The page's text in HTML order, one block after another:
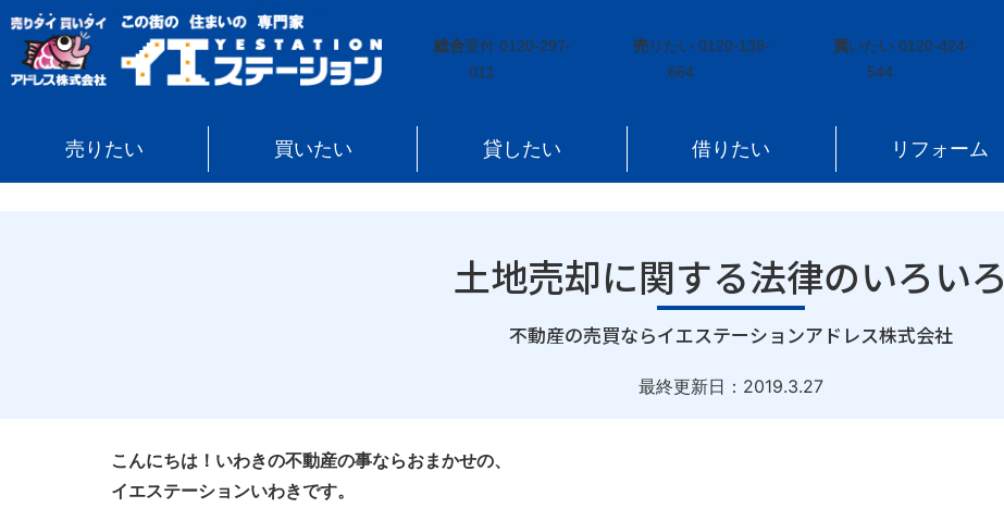
総合受付 0120-297-
011
売りたい 0120-139-
664
買いたい 0120-424-
544
売りたい 買いたい 貸したい 借りたい リフォーム
イエステーション » 投稿トップ
土地売却に関する法律のいろいろ
｜
不動産の売買ならイエステーションアドレス株式会社
最終更新日： 2019.3.27
こんにちは！いわきの不動産の事ならおまかせの、
イエステーションいわきです。